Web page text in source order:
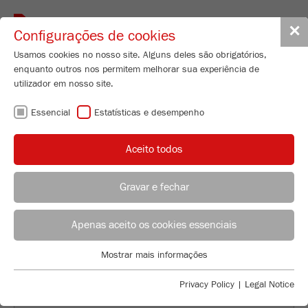
✕
Configurações de cookies
Usamos cookies no nosso site. Alguns deles são obrigatórios,
enquanto outros nos permitem melhorar sua experiência de
utilizador em nosso site.
Essencial Estatísticas e desempenho
Aceito todos
Gravar e fechar
Apenas aceito os cookies essenciais
Cookies essenciais são necessários para funções básicas do
Mostrar mais informações
Privacy Policy | Legal Notice
Technical Service - Sample Preparation Instruments
Tobias Schmell
Industriestrasse 8
55743 Idar-Oberstein
Telefone+49 67 84 70 279
Toggle
ASSISTÊNCIA E
SERVIÇO COM A
QUALIDADE
FRITSCH.